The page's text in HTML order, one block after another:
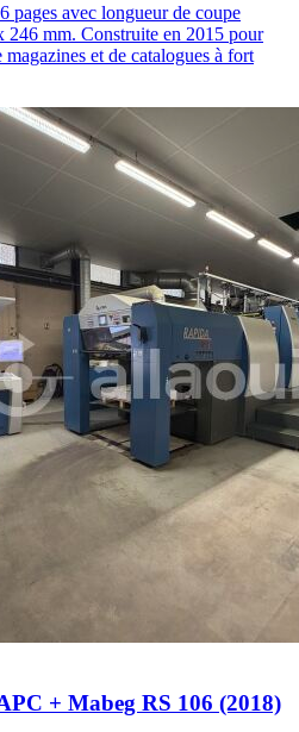
pages avec longueur de coupe
mm. Construite en 2015 pour
et de catalogues à fort
+ Mabeg RS 106 (2018)